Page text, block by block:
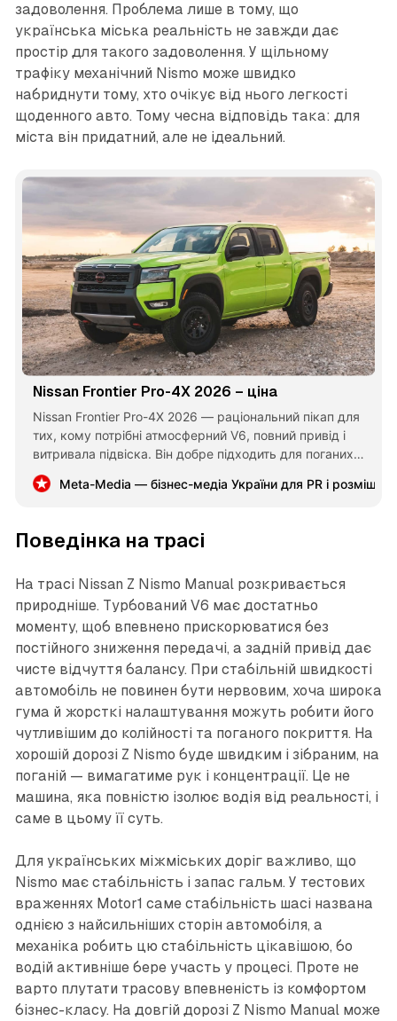
задоволення. Проблема лише в тому, що
українська міська реальність не завжди дає
простір для такого задоволення. У щільному
трафіку механічний Nismo може швидко
набриднути тому, хто очікує від нього легкості
щоденного авто. Тому чесна відповідь така: для
міста він придатний, але не ідеальний.
Nissan Frontier Pro-4X 2026 – ціна
Nissan Frontier Pro-4X 2026 — раціональний пікап для
тих, кому потрібні атмосферний V6, повний привід і
витривала підвіска. Він добре підходить для поганих
доріг, але поступається конкурентам у технологічності
та економічності.
Meta-Media — бізнес-медіа України для PR і
Поведінка на трасі
На трасі Nissan Z Nismo Manual розкривається
природніше. Турбований V6 має достатньо
моменту, щоб впевнено прискорюватися без
постійного зниження передачі, а задній привід дає
чисте відчуття балансу. При стабільній швидкості
автомобіль не повинен бути нервовим, хоча широка
гума й жорсткі налаштування можуть робити його
чутливішим до колійності та поганого покриття. На
хорошій дорозі Z Nismo буде швидким і зібраним, на
поганій — вимагатиме рук і концентрації. Це не
машина, яка повністю ізолює водія від реальності, і
саме в цьому її суть.
Для українських міжміських доріг важливо, що
Nismo має стабільність і запас гальм. У тестових
враженнях Motor1 саме стабільність шасі названа
однією з найсильніших сторін автомобіля, а
механіка робить цю стабільність цікавішою, бо
водій активніше бере участь у процесі. Проте не
варто плутати трасову впевненість із комфортом
бізнес-класу. На довгій дорозі Z Nismo Manual може